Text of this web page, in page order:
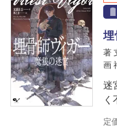
埋
著
画
迷
く
定